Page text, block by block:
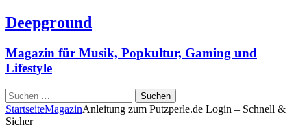
Deepground
Magazin für Musik, Popkultur, Gaming und
Lifestyle
Suchen
nach:
StartseiteMagazinAnleitung zum Putzperle.de Login – Schnell &
Sicher